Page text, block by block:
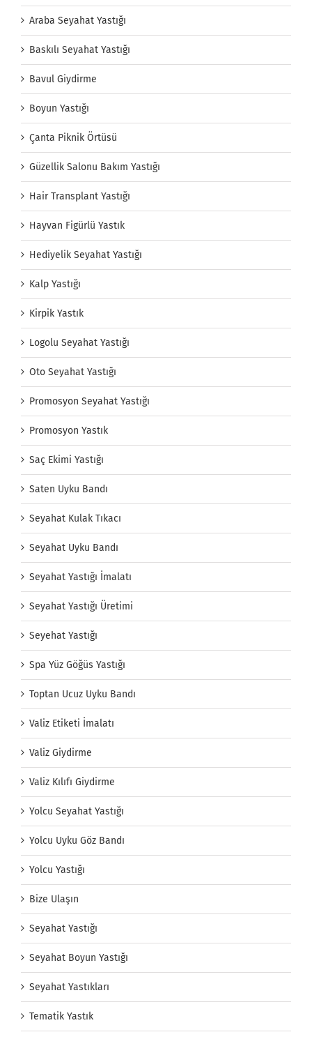
Araba Seyahat Yastığı
Baskılı Seyahat Yastığı
Bavul Giydirme
Boyun Yastığı
Çanta Piknik Örtüsü
Güzellik Salonu Bakım Yastığı
Hair Transplant Yastığı
Hayvan Figürlü Yastık
Hediyelik Seyahat Yastığı
Kalp Yastığı
Kirpik Yastık
Logolu Seyahat Yastığı
Oto Seyahat Yastığı
Promosyon Seyahat Yastığı
Promosyon Yastık
Saç Ekimi Yastığı
Saten Uyku Bandı
Seyahat Kulak Tıkacı
Seyahat Uyku Bandı
Seyahat Yastığı İmalatı
Seyahat Yastığı Üretimi
Seyehat Yastığı
Spa Yüz Göğüs Yastığı
Toptan Ucuz Uyku Bandı
Valiz Etiketi İmalatı
Valiz Giydirme
Valiz Kılıfı Giydirme
Yolcu Seyahat Yastığı
Yolcu Uyku Göz Bandı
Yolcu Yastığı
Bize Ulaşın
Seyahat Yastığı
Seyahat Boyun Yastığı
Seyahat Yastıkları
Tematik Yastık